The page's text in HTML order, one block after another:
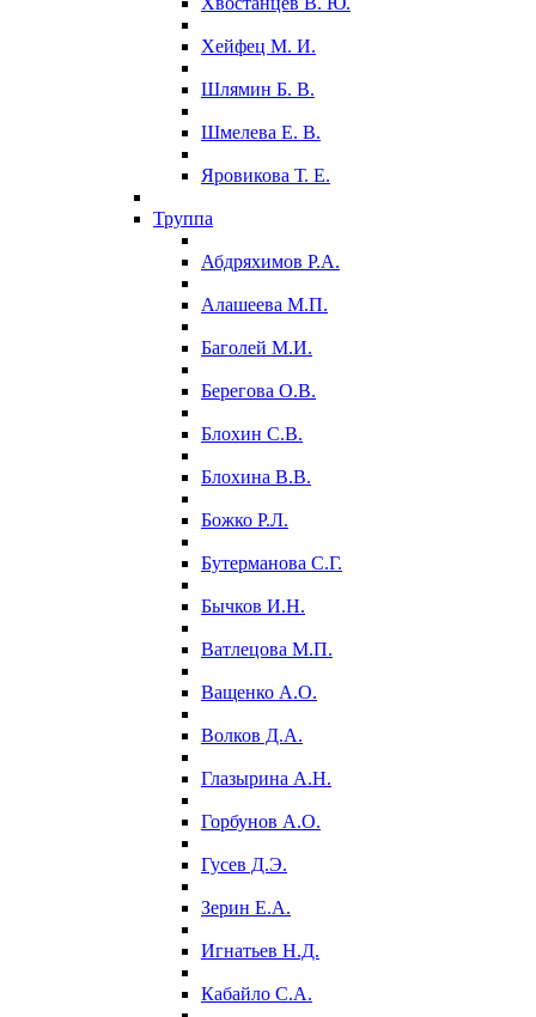
Хейфец М. И.
Шлямин Б. В.
Шмелева Е. В.
Яровикова Т. Е.
Труппа
Абдряхимов Р.А.
Алашеева М.П.
Баголей М.И.
Берегова О.В.
Блохин С.В.
Блохина В.В.
Божко Р.Л.
Бутерманова С.Г.
Бычков И.Н.
Ватлецова М.П.
Ващенко А.О.
Волков Д.А.
Глазырина А.Н.
Горбунов А.О.
Гусев Д.Э.
Зерин Е.А.
Игнатьев Н.Д.
Кабайло С.А.